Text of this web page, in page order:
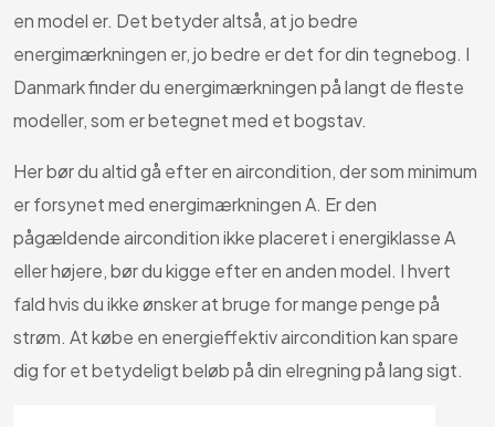
en model er. Det betyder altså, at jo bedre
energimærkningen er, jo bedre er det for din tegnebog. I
Danmark finder du energimærkningen på langt de fleste
modeller, som er betegnet med et bogstav.
Her bør du altid gå efter en aircondition, der som minimum
er forsynet med energimærkningen A. Er den
pågældende aircondition ikke placeret i energiklasse A
eller højere, bør du kigge efter en anden model. I hvert
fald hvis du ikke ønsker at bruge for mange penge på
strøm. At købe en energieffektiv aircondition kan spare
dig for et betydeligt beløb på din elregning på lang sigt.